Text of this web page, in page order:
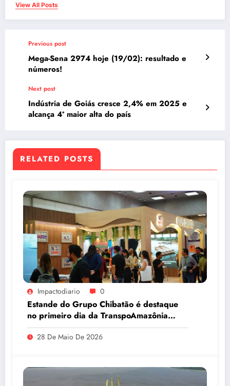
View All Posts
Previous post
Mega-Sena 2974 hoje (19/02): resultado e
números!
Next post
Indústria de Goiás cresce 2,4% em 2025 e
alcança 4ª maior alta do país
RELATED POSTS
Impactodiario 0
Estande do Grupo Chibatão é destaque
no primeiro dia da TranspoAmazônia
2026
28 De Maio De 2026